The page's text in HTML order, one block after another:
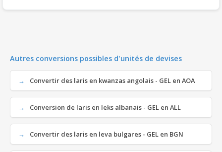
Autres conversions possibles d'unités de devises
Convertir des laris en kwanzas angolais - GEL en AOA
Conversion de laris en leks albanais - GEL en ALL
Convertir des laris en leva bulgares - GEL en BGN